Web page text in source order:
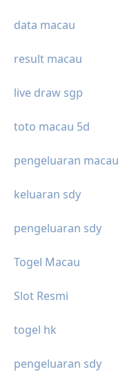
data macau
result macau
live draw sgp
toto macau 5d
pengeluaran macau
keluaran sdy
pengeluaran sdy
Togel Macau
Slot Resmi
togel hk
pengeluaran sdy